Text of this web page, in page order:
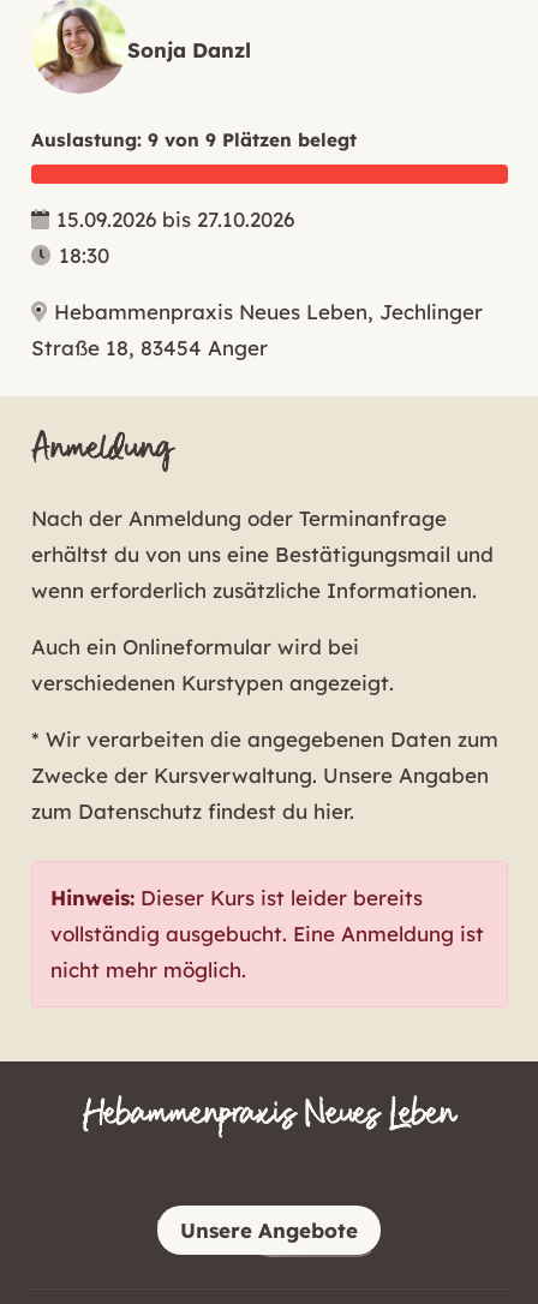
Sonja Danzl
Auslastung: 9 von 9 Plätzen belegt
15.09.2026 bis 27.10.2026
18:30
Hebammenpraxis Neues Leben, Jechlinger
Straße 18, 83454 Anger
Anmeldung
Nach der Anmeldung oder Terminanfrage
erhältst du von uns eine Bestätigungsmail und
wenn erforderlich zusätzliche Informationen.
Auch ein Onlineformular wird bei
verschiedenen Kurstypen angezeigt.
* Wir verarbeiten die angegebenen Daten zum
Zwecke der Kursverwaltung. Unsere Angaben
zum Datenschutz findest du hier.
Hinweis:Dieser Kurs ist leider bereits
vollständig ausgebucht. Eine Anmeldung ist
nicht mehr möglich.
Hebammenpraxis Neues Leben
Unsere Angebote